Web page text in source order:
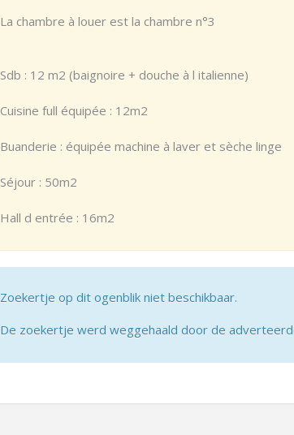
La chambre à louer est la chambre n°3
Sdb : 12 m2 (baignoire + douche à l italienne)
Cuisine full équipée : 12m2
Buanderie : équipée machine à laver et sèche linge
Séjour : 50m2
Hall d entrée : 16m2
Zoekertje op dit ogenblik niet beschikbaar.
De zoekertje werd weggehaald door de